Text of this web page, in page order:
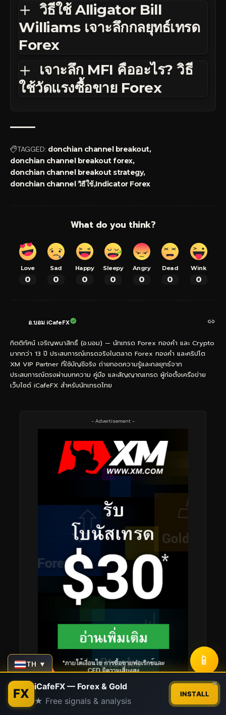
วิธีใช้ Alligator Bill
Williams เจาะลึกกลยุทธ์เทรด
Forex
เจาะลึก MFI คืออะไร? วิธี
ใช้วัดแรงซื้อขาย Forex
TAGGED: donchian channel breakout
donchian channel breakout forex
donchian channel breakout strategy
donchian channel วิธีใช้Indicator Forex
What do you think?
Love
0
Sad
0
Happy
0
Sleepy
0
Angry
0
Dead
0
Wink
0
อ.บอม iCafeFX
กิตติทัศน์ เจริญพนาสิทธิ์ (อ.บอม) — นักเทรด Forex ทองคำ และ Crypto
มากกว่า 13 ปี ประสบการณ์เทรดจริงในตลาด Forex ทองคำ และคริปโต
XM VIP Partner ที่ใช้บัญชีจริง ถ่ายทอดความรู้และกลยุทธ์จาก
ประสบการณ์ตรงผ่านบทความ คู่มือ และสัญญาณเทรด ผู้ก่อตั้งเครือข่าย
เว็บไซต์ iCafeFX สำหรับนักเทรดไทย
- Advertisement -
TH ▼ 📱
FX iCafeFX — Forex & Gold
★ Free signals & analysis
INSTALL
×
Contact us
Open